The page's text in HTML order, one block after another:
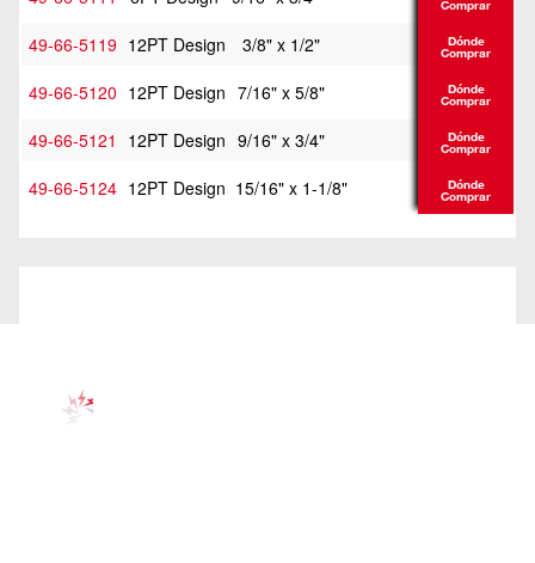
49-66-5119 12PT Design
3/8" x 1/2"
49-66-5120 12PT Design 7/16" x 5/8"
49-66-5121
12PT Design 9/16" x 3/4"
49-66-5124 12PT Design 15/16" x 1-1/8"
Comprar
Dónde
Comprar
Dónde
Comprar
Dónde
Comprar
Dónde
Comprar